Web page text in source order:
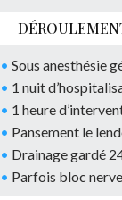
• Sous anesthésie
• 1 nuit
• 1 heure
• Pansement le
• Drainage gardé
• Parfois bloc